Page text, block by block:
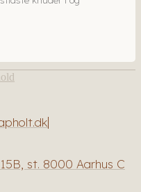
st. 8000 Aarhus C